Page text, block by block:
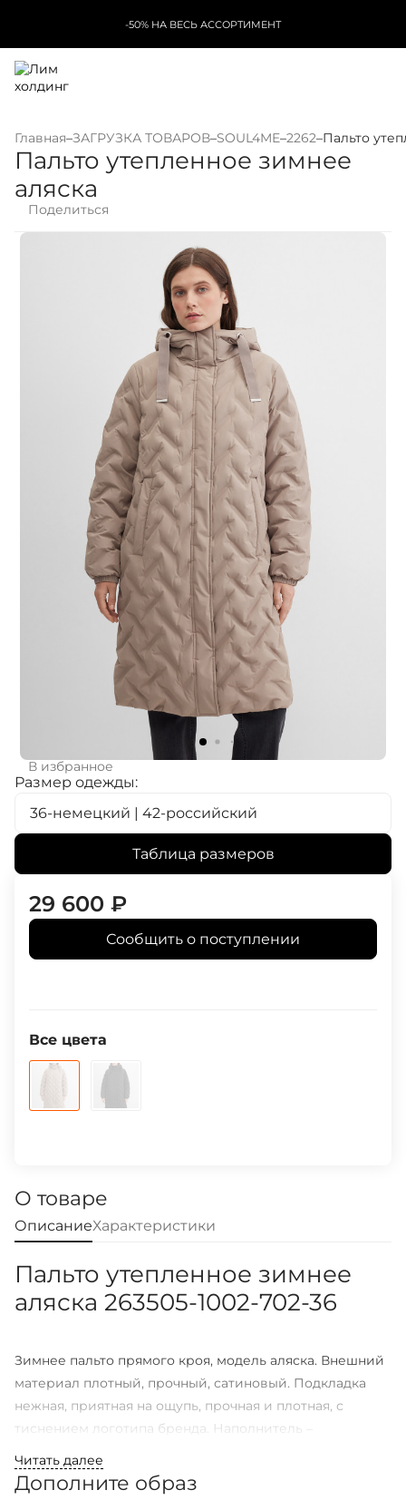
-50% НА ВЕСЬ АССОРТИМЕНТ
Главная–ЗАГРУЗКА ТОВАРОВ–SOUL4ME–2262–Пальто
Пальто утепленное зимнее
аляска
Поделиться
В избранное
Размер одежды:
36-немецкий | 42-российский
Таблица размеров
29 600 ₽
Сообщить о поступлении
Все цвета
О товаре
ОписаниеХарактеристики
Пальто утепленное зимнее
аляска 263505-1002-702-36
Зимнее пальто прямого кроя, модель аляска. Внешний
материал плотный, прочный, сатиновый. Подкладка
нежная, приятная на ощупь, прочная и плотная, с
тиснением логотипа бренда. Наполнитель –
тон внешнего материала с двумя бегунками, слайдеры
оформлены в виде колец с тиснением –
Читать далее
Дополните образ